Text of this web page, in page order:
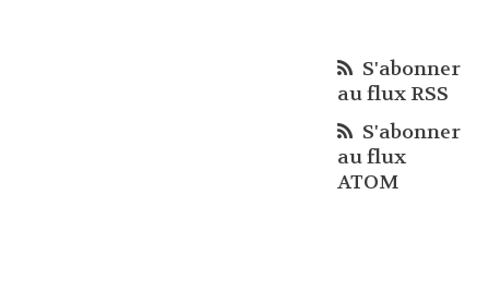
S'abonner
au flux RSS
S'abonner
au flux
ATOM